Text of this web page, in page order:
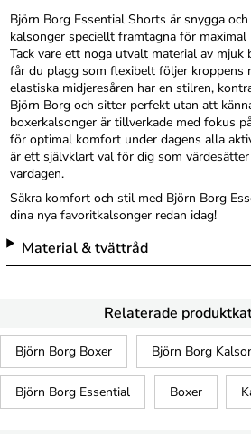
Björn Borg Essential Shorts är snygga
kalsonger speciellt framtagna för maximal
Tack vare ett noga utvalt material av
får du plagg som flexibelt följer kroppens
elastiska midjeresåren har en stilren,
Björn Borg och sitter perfekt utan att
boxerkalsonger är tillverkade med fokus
för optimal komfort under dagens alla
är ett självklart val för dig som
vardagen.
Säkra komfort och stil med Björn Borg
dina nya favoritkalsonger redan idag!
Material & tvättråd
Relaterade
Björn Borg Boxer Björn Borg
Björn Borg Essential Boxer